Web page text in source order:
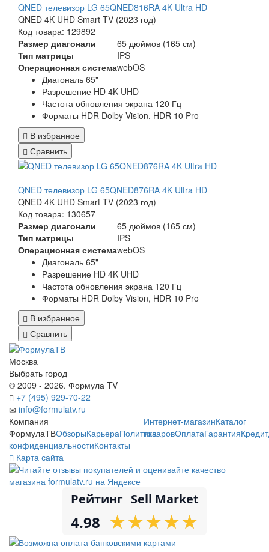
QNED телевизор LG 65QNED816RA 4K Ultra HD
QNED 4K UHD Smart TV (2023 год)
Код товара: 129892
Размер диагонали
65 дюймов (165 см)
Тип матрицы
IPS
Операционная системаwebOS
Диагональ 65"
Разрешение HD 4K UHD
Частота обновления экрана 120 Гц
Форматы HDR Dolby Vision, HDR 10 Pro
В избранное
Сравнить
QNED телевизор LG 65QNED876RA 4K Ultra HD
QNED 4K UHD Smart TV (2023 год)
Код товара: 130657
Размер диагонали
65 дюймов (165 см)
Тип матрицы
IPS
Операционная системаwebOS
Диагональ 65"
Разрешение HD 4K UHD
Частота обновления экрана 120 Гц
Форматы HDR Dolby Vision, HDR 10 Pro
В избранное
Сравнить
Москва
Выбрать город
© 2009 - 2026. Формула TV
+7 (495) 929-70-22
info@formulatv.ru
Компания
ФормулаТВОбзорыКарьераПолитика
конфиденциальностиКонтакты
Интернет-магазинКаталог
товаровОплатаГарантияКредит
Карта сайта
Рейтинг Sell Market
4.98 ★
★★
★★
★★
★★
★